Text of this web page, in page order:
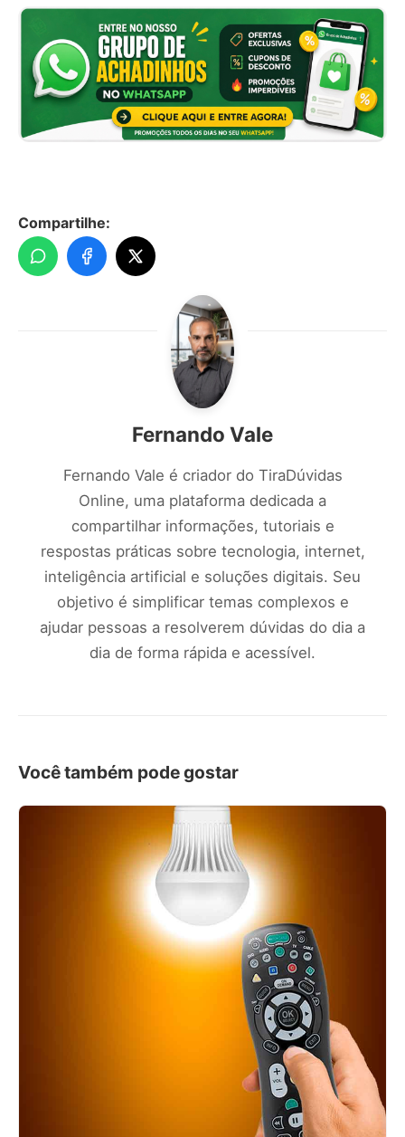
Compartilhe:
Fernando Vale
Fernando Vale é criador do TiraDúvidas
Online, uma plataforma dedicada a
compartilhar informações, tutoriais e
respostas práticas sobre tecnologia, internet,
inteligência artificial e soluções digitais. Seu
objetivo é simplificar temas complexos e
ajudar pessoas a resolverem dúvidas do dia a
dia de forma rápida e acessível.
Você também pode gostar